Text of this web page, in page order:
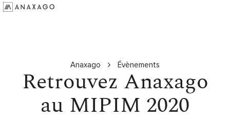
Anaxago Évènements
Retrouvez Anaxago
au MIPIM 2020